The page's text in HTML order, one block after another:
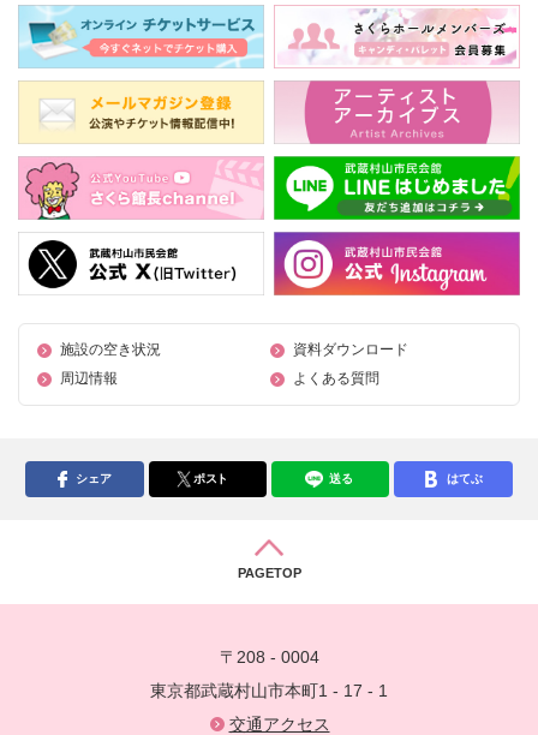
施設の空き状況
資料ダウンロード
周辺情報
よくある質問
シェア ポスト 送る はてぶ
PAGETOP
〒208 - 0004
東京都武蔵村山市本町1 - 17 - 1
交通アクセス